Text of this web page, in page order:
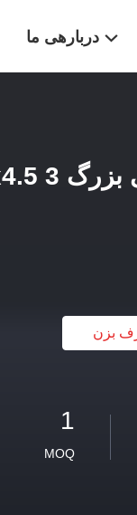
دربارهی ما
بزن
1
MOQ